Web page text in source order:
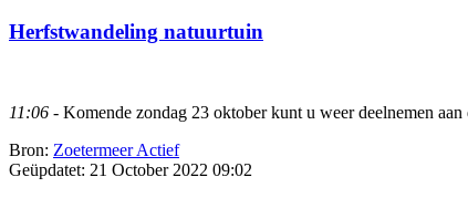
Herfstwandeling natuurtuin
11:06 - Komende zondag 23 oktober kunt u weer deelnemen
Bron: Zoetermeer Actief
Geüpdatet: 21 October 2022 09:02